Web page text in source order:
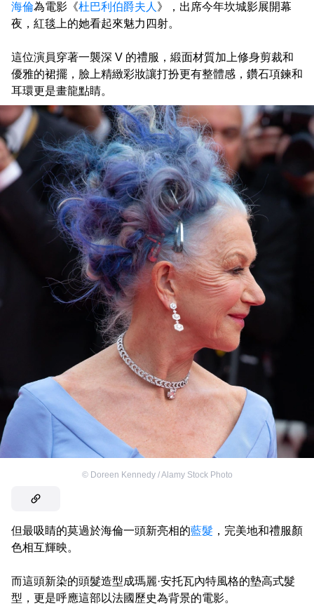
海倫為電影《杜巴利伯爵夫人 》，出席今年坎城影展開幕
夜，紅毯上的她看起來魅力四射。
這位演員穿著一襲深 V 的禮服，緞面材質加上修身剪裁和
優雅的裙擺，臉上精緻彩妝讓打扮更有整體感，鑽石項鍊和
耳環更是畫龍點睛。
© Doreen Kennedy / Alamy Stock Photo
但最吸睛的莫過於海倫一頭新亮相的藍髮 ，完美地和禮服顏
色相互輝映。
而這頭新染的頭髮造型成瑪麗·安托瓦內特風格的墊高式髮
型，更是呼應這部以法國歷史為背景的電影。